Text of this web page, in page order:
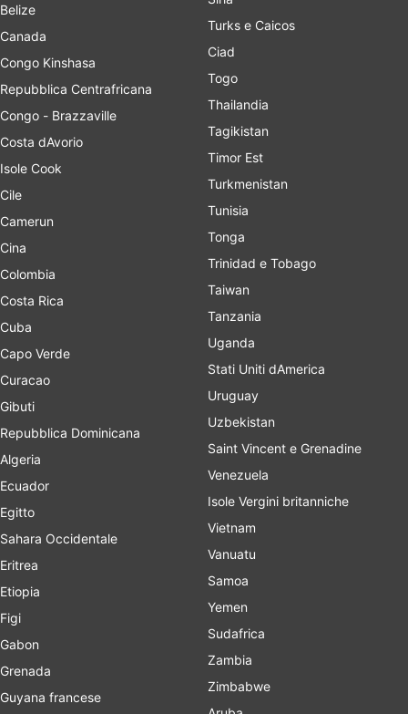
Belize
Canada
Congo Kinshasa
Repubblica Centrafricana
Congo - Brazzaville
Costa dAvorio
Isole Cook
Cile
Camerun
Cina
Colombia
Costa Rica
Cuba
Capo Verde
Curacao
Gibuti
Repubblica Dominicana
Algeria
Ecuador
Egitto
Sahara Occidentale
Eritrea
Etiopia
Figi
Gabon
Grenada
Guyana francese
Turks e Caicos
Ciad
Togo
Thailandia
Tagikistan
Timor Est
Turkmenistan
Tunisia
Tonga
Trinidad e Tobago
Taiwan
Tanzania
Uganda
Stati Uniti dAmerica
Uruguay
Uzbekistan
Saint Vincent e Grenadine
Venezuela
Isole Vergini britanniche
Vietnam
Vanuatu
Samoa
Yemen
Sudafrica
Zambia
Zimbabwe